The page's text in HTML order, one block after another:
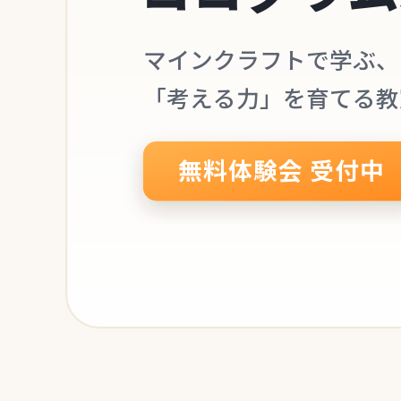
マインクラフトで学ぶ、
「考える力」を育てる
無料体験会 受付中